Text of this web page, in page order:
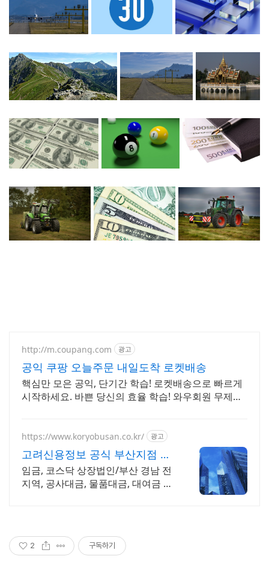
http://m.coupang.com 광고
공익 쿠팡 오늘주문 내일도착 로켓배송
핵심만 모은 공익, 단기간 학습! 로켓배송으로 빠르게
시작하세요. 바쁜 당신의 효율 학습! 와우회원 무제한
https://www.koryobusan.co.kr/ 광고
고려신용정보 공식 부산지점 당
일접수 각종 미수금 상담!
임금, 코스닥 상장법인/부산 경남 전
지역, 공사대금, 물품대금, 대여금 상
2 구독하기